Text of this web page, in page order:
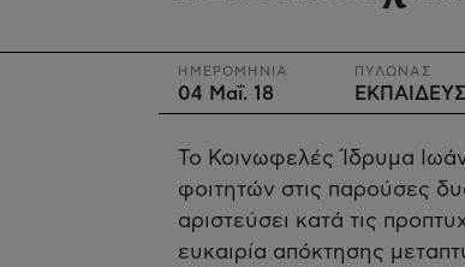
ΗΜΕΡΟΜΗΝΙΑ
04 Μαΐ. 18
ΠΥΛΩΝΑΣ
Το Κοινωφελές Ίδρυμα
φοιτητών στις παρούσες
αριστεύσει κατά τις
ευκαιρία απόκτησης